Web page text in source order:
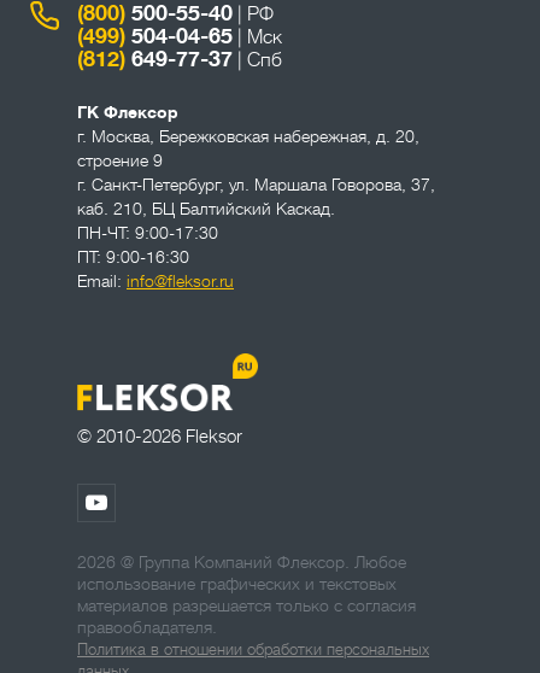
© 2010-2026 Fleksor
(800) 500-55-40 | РФ
(499) 504-04-65 | Мск
(812) 649-77-37 | Спб
ГК Флексор
г. Москва Бережковская набережная, д. 20,
строение 9
г. Санкт-Петербург, ул. Маршала Говорова, 37,
каб. 210, БЦ Балтийский Каскад.
ПН-ЧТ: 9:00-17:30
ПТ: 9:00-16:30
Email: info@fleksor.ru
2026 @ Группа Компаний Флексор. Любое
использование графических и текстовых
материалов разрешается только с согласия
правообладателя.
Политика в отношении обработки персональных